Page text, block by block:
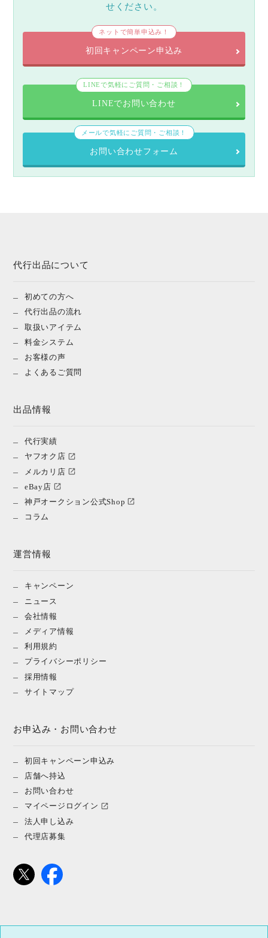
せください。
ネットで簡単申込み！
初回キャンペーン申込み
LINEで気軽にご質問・ご相談！
LINEでお問い合わせ
メールで気軽にご質問・ご相談！
お問い合わせフォーム
代行出品について
初めての方へ
代行出品の流れ
取扱いアイテム
料金システム
お客様の声
よくあるご質問
出品情報
代行実績
ヤフオク店
メルカリ店
eBay店
神戸オークション公式Shop
コラム
運営情報
キャンペーン
ニュース
会社情報
メディア情報
利用規約
プライバシーポリシー
採用情報
サイトマップ
お申込み・お問い合わせ
初回キャンペーン申込み
店舗へ持込
お問い合わせ
マイページログイン
法人申し込み
代理店募集